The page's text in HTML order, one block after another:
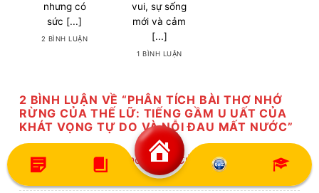
nhưng có
sức [...]
2 BÌNH LUẬN
vui, sự sống
mới và cảm
[...]
1 BÌNH LUẬN
2 BÌNH LUẬN VỀ “PHÂN TÍCH BÀI THƠ NHỚ
RỪNG CỦA THẾ LỮ: TIẾNG GẦM U UẤT CỦA
KHÁT VỌNG TỰ DO VÀ NỖI ĐAU MẤT NƯỚC”
Pingback: Bài Thơ Nhớ Rừng Của Thế Lữ